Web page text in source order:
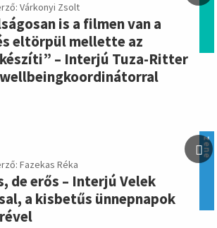
Várkonyi Zsolt
is a filmen van a
eltörpül mellette az
– Interjú Tuza-Ritter
zene
Fazekas Réka
de erős – Interjú Velek
a kisbetűs ünnepnapok